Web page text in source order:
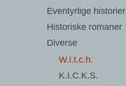
Eventyrlige historier
Historiske romaner
Diverse
W.i.t.c.h.
K.I.C.K.S.